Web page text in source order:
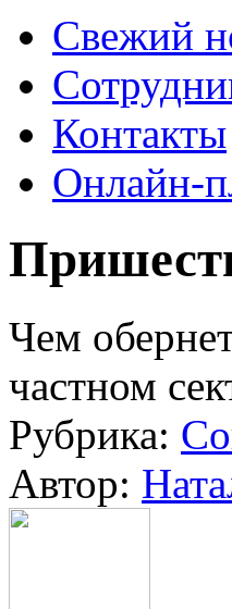
Свежий
Контакты
Онлайн-
Чем
частном
Рубрика:
Автор: